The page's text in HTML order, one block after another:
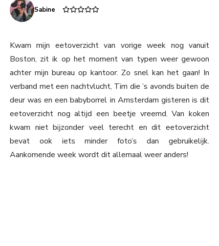
Sabine
Kwam mijn eetoverzicht van vorige week nog vanuit
Boston, zit ik op het moment van typen weer gewoon
achter mijn bureau op kantoor. Zo snel kan het gaan! In
verband met een nachtvlucht, Tim die ’s avonds buiten de
deur was en een babyborrel in Amsterdam gisteren is dit
eetoverzicht nog altijd een beetje vreemd. Van koken
kwam niet bijzonder veel terecht en dit eetoverzicht
bevat ook iets minder foto’s dan gebruikelijk.
Aankomende week wordt dit allemaal weer anders!